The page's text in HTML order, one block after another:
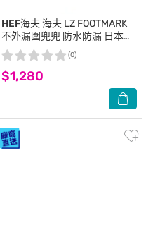
HEF海夫 海夫 LZ FOOTMARK
不外漏圍兜兜 防水防漏 日本製
_蜜桃粉
$1,280
(0)